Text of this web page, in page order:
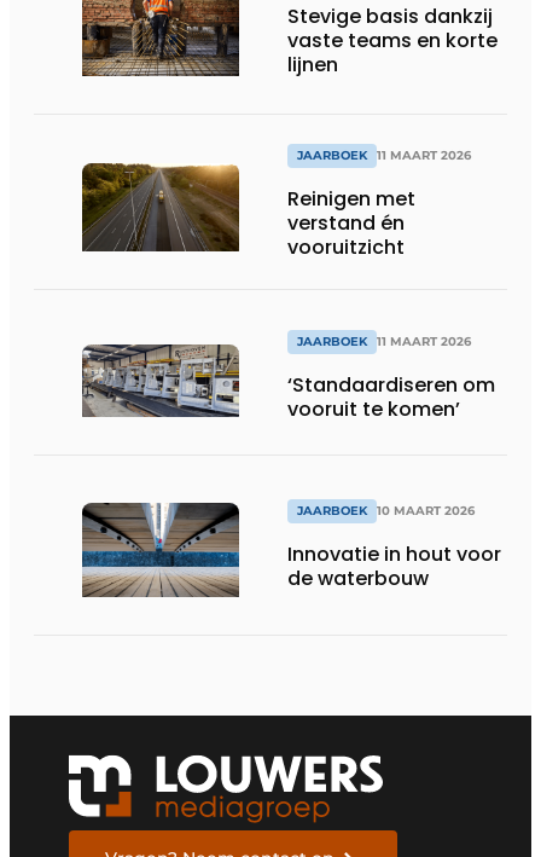
Stevige basis dankzij
vaste teams en korte
lijnen
JAARBOEK 11 MAART 2026
Reinigen met
verstand én
vooruitzicht
JAARBOEK 11 MAART 2026
‘Standaardiseren om
vooruit te komen’
JAARBOEK 10 MAART 2026
Innovatie in hout voor
de waterbouw